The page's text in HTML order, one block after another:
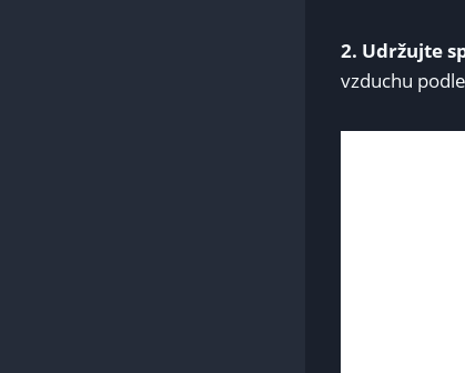
2. Udržujte
vzduchu